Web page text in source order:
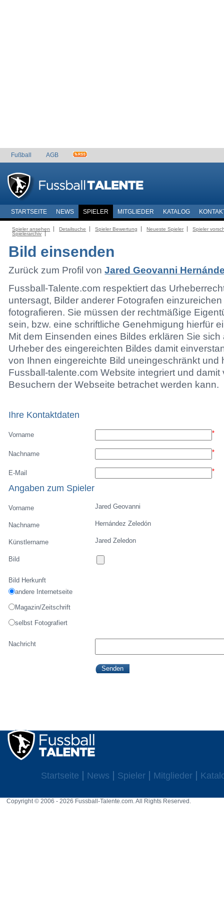
Fußball AGB
STARTSEITE NEWS SPIELER MITGLIEDER KATALOG
Spieler ansehen Detailsuche Spieler Bewertung Neueste Spieler
Spieler
Spielerarchiv
Bild einsenden
Zurück zum Profil vonJared Geovanni
Fussball-Talente.com respektiert das
untersagt, Bilder anderer Fotografen
fotografieren. Sie müssen der rechtmäßige
sein, bzw. eine schriftliche Genehmigung hierfür
Mit dem Einsenden eines Bildes erklären Sie
Urheber des eingereichten Bildes damit
von Ihnen eingereichte Bild uneingeschränkt und
Fussball-talente.com Website integriert und damit
Besuchern der Webseite betrachet werden kann.
Ihre Kontaktdaten
Vorname *
Nachname *
E-Mail *
Angaben zum Spieler
Vorname Jared Geovanni
Nachname Hernández Zeledón
Künstlername Jared Zeledon
Bild
Bild Herkunft
andere Internetseite
Magazin/Zeitschrift
selbst Fotografiert
Nachricht
Startseite News Spieler Mitglieder
Copyright © 2006 - 2026 Fussball-Talente.com. All Rights Reserved.